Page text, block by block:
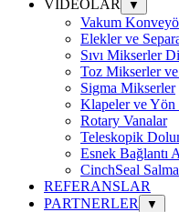
VİDEOLAR ▼
Vakum
Elekler ve
Sıvı Mikserler
Toz Mikserler
Sigma Mikserler
Klapeler ve Yön
Rotary Vanalar
Teleskopik
Esnek Bağlantı
CinchSeal
REFERANSLAR
PARTNERLER
▼